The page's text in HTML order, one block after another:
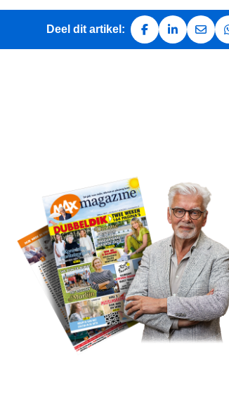
Deel dit artikel:
Deel op Facebook
Deel opDeel